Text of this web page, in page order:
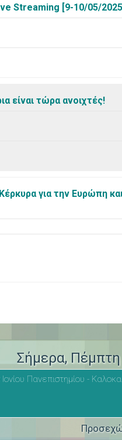
Streaming [9-10/05/
είναι τώρα ανοιχτές!
για την Ευρώπη
Σήμερα,
Πανεπιστημίου -